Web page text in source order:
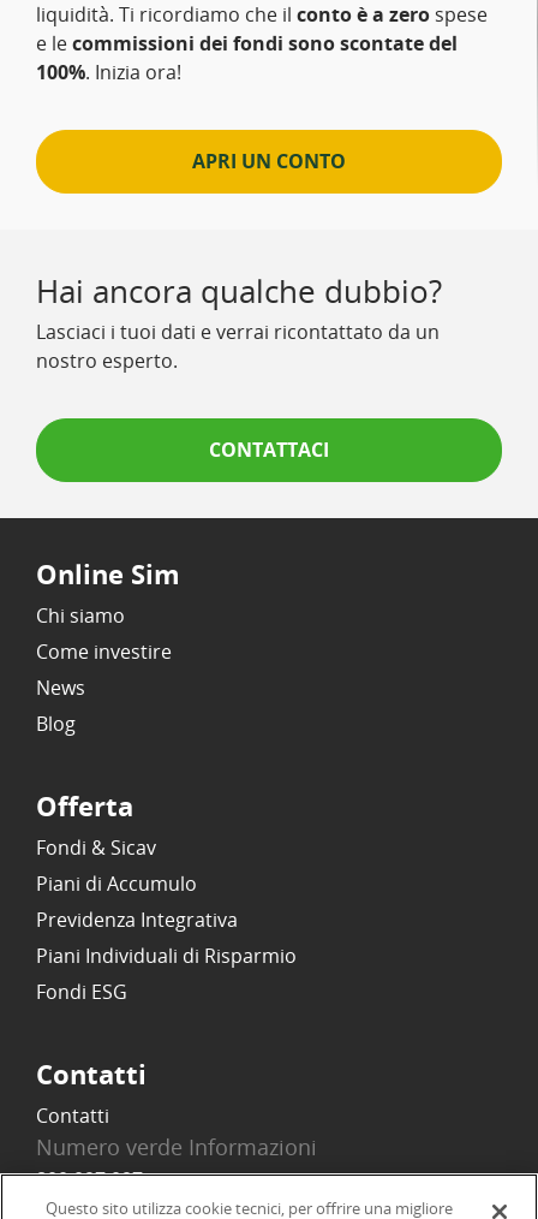
liquidità. Ti ricordiamo che il conto è a zero spese
e lecommissioni dei fondi sono scontate del
100%. Inizia ora!
APRI UN CONTO
Hai ancora qualche dubbio?
Lasciaci i tuoi dati e verrai ricontattato da un
nostro esperto.
CONTATTACI
Online Sim
Chi siamo
Come investire
News
Blog
Offerta
Fondi & Sicav
Piani di Accumulo
Previdenza Integrativa
Piani Individuali di Risparmio
Fondi ESG
Contatti
Contatti
Numero verde Informazioni
800 097 097
Email
Questo sito utilizza cookie tecnici, per offrire una migliore